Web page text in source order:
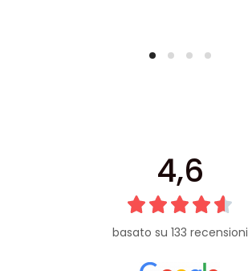
4,6
basato su 133 recensioni